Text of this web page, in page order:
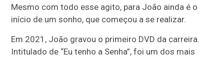
Mesmo com todo esse agito, para João ainda é o
início de um sonho, que começou a se realizar.
Em 2021, João gravou o primeiro DVD da carreira.
Intitulado de “Eu tenho a Senha”, foi um dos mais